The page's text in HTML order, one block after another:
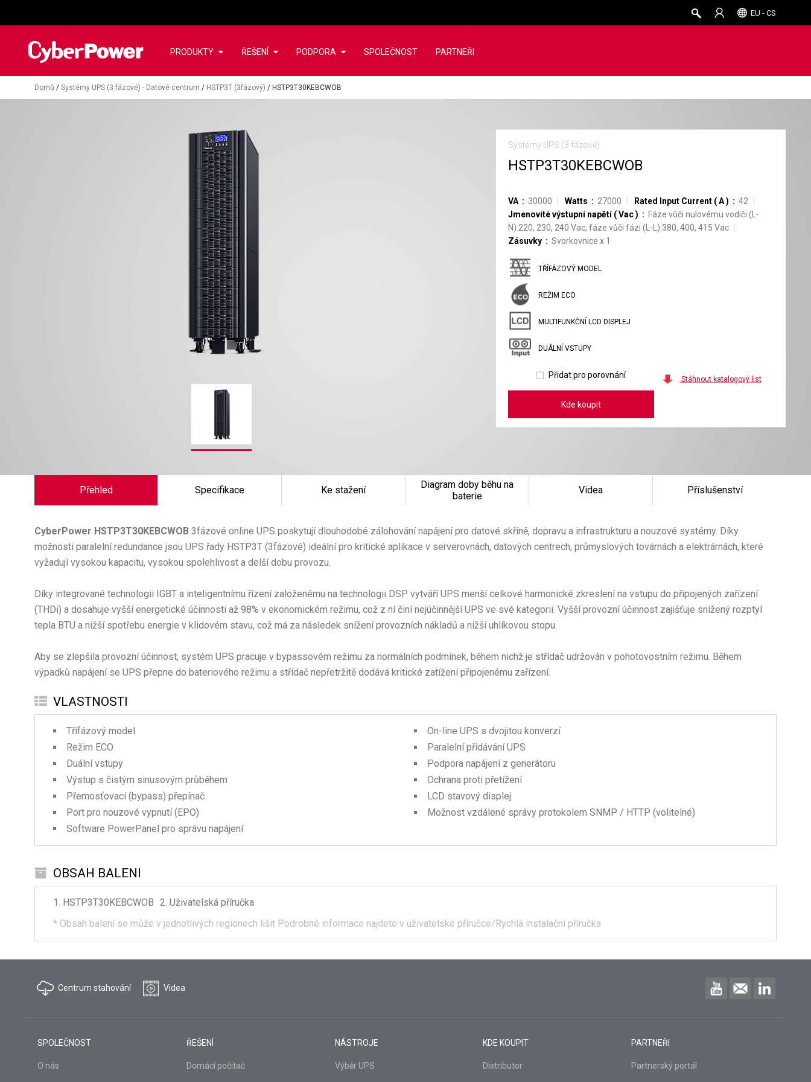
EU - CS
PRODUKTY ŘEŠENÍ PODPORA SPOLEČNOST PARTNEŘI
Domů / Systémy UPS (3 fázové) - Datové centrum / HSTP3T (3fázový) / HSTP3T30KEBCWOB
Systémy UPS (3 fázové)
HSTP3T30KEBCWOB
VA 30000 Watts 27000 Rated Input Current ( A)
42
Jmenovité výstupní napětí(Vac)
Fáze vůči nulovému vodiči (L-
N):220, 230, 240 Vac, fáze vůči fázi (L-L):380, 400, 415 Vac
Zásuvky
Svorkovnice x 1
TŘÍFÁZOVÝ MODEL
REŽIM ECO
MULTIFUNKČNÍ LCD DISPLEJ
DUÁLNÍ VSTUPY
Přidat pro porovnání
Kde koupit
Stáhnout katalogový list
Přehled Specifikace Ke stažení
Diagram doby běhu na
baterie
Videa Příslušenství
CyberPower HSTP3T30KEBCWOB 3fázové online UPS poskytují dlouhodobé zálohování napájení pro datové skříně, dopravu a infrastrukturu a nouzové systémy. Díky
možnosti paralelní redundance jsou UPS řady HSTP3T (3fázové) ideální pro kritické aplikace v serverovnách, datových centrech, průmyslových továrnách a elektrárnách, které
vyžadují vysokou kapacitu, vysokou spolehlivost a delší dobu provozu.
Díky integrované technologii IGBT a inteligentnímu řízení založenému na technologii DSP vytváří UPS menší celkové harmonické zkreslení na vstupu do připojených zařízení
(THDi) a dosahuje vyšší energetické účinnosti až 98% v ekonomickém režimu, což z ní činí nejúčinnější UPS ve své kategorii. Vyšší provozní účinnost zajišťuje snížený rozptyl
tepla BTU a nižší spotřebu energie v klidovém stavu, což má za následek snížení provozních nákladů a nižší uhlíkovou stopu.
Aby se zlepšila provozní účinnost, systém UPS pracuje v bypassovém režimu za normálních podmínek, během nichž je střídač udržován v pohotovostním režimu. Během
výpadků napájení se UPS přepne do bateriového režimu a střídač nepřetržitě dodává kritické zatížení připojenému zařízení.
VLASTNOSTI
Třífázový model
Režim ECO
Duální vstupy
Výstup s čistým sinusovým průběhem
Přemosťovací (bypass) přepínač
Port pro nouzové vypnutí (EPO)
Software PowerPanel pro správu napájení
On-line UPS s dvojitou konverzí
Paralelní přidávání UPS
Podpora napájení z generátoru
Ochrana proti přetížení
LCD stavový displej
Možnost vzdálené správy protokolem SNMP / HTTP (volitelné)
OBSAH BALENI
HSTP3T30KEBCWOB
Uživatelská příručka
* Obsah balení se může v jednotlivých regionech lišit Podrobné informace najdete v uživatelské příručce/Rychlá instalační příručka
Centrum stahování Videa
SPOLEČNOST
O nás
ŘEŠENÍ
Domácí počítač
NÁSTROJE
Výběr UPS
KDE KOUPIT
Distributor
PARTNEŘI
Partnerský portál